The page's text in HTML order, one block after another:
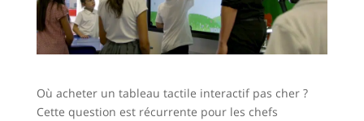
Où acheter un tableau tactile interactif pas cher ?
Cette question est récurrente pour les chefs